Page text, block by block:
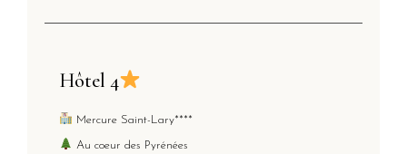
Hôtel 4
Mercure Saint-Lary****
Au coeur des Pyrénées